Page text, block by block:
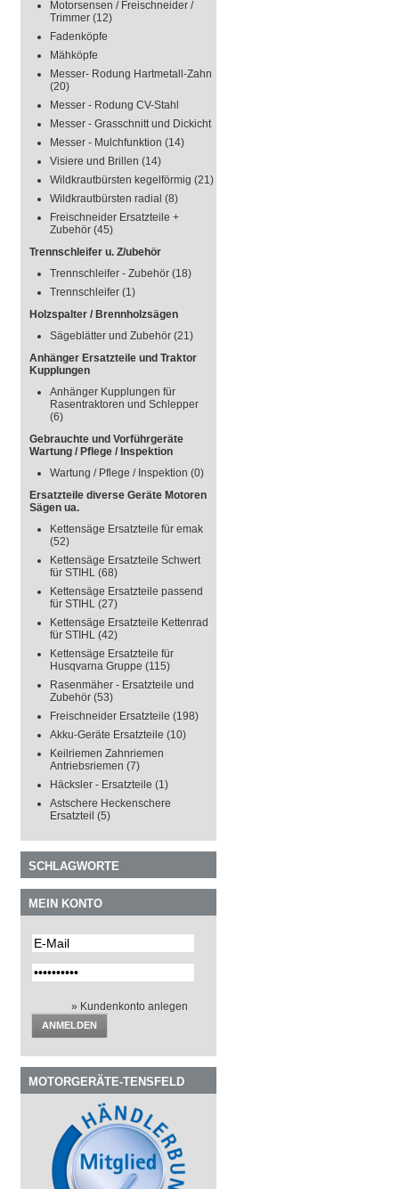
Motorsensen / Freischneider /
Trimmer (12)
Fadenköpfe
Mähköpfe
Messer- Rodung Hartmetall-Zahn
(20)
Messer - Rodung CV-Stahl
Messer - Grasschnitt und Dickicht
Messer - Mulchfunktion (14)
Visiere und Brillen (14)
Wildkrautbürsten kegelförmig (21)
Wildkrautbürsten radial (8)
Freischneider Ersatzteile +
Zubehör (45)
Trennschleifer u. Z/ubehör
Trennschleifer - Zubehör (18)
Trennschleifer (1)
Holzspalter / Brennholzsägen
Sägeblätter und Zubehör (21)
Anhänger Ersatzteile und Traktor
Kupplungen
Anhänger Kupplungen für
Rasentraktoren und Schlepper
(6)
Gebrauchte und Vorführgeräte
Wartung / Pflege / Inspektion
Wartung / Pflege / Inspektion (0)
Ersatzteile diverse Geräte Motoren
Sägen ua.
Kettensäge Ersatzteile für emak
(52)
Kettensäge Ersatzteile Schwert
für STIHL (68)
Kettensäge Ersatzteile passend
für STIHL (27)
Kettensäge Ersatzteile Kettenrad
für STIHL (42)
Kettensäge Ersatzteile für
Husqvarna Gruppe (115)
Rasenmäher - Ersatzteile und
Zubehör (53)
Freischneider Ersatzteile (198)
Akku-Geräte Ersatzteile (10)
Keilriemen Zahnriemen
Antriebsriemen (7)
Häcksler - Ersatzteile (1)
Astschere Heckenschere
Ersatzteil (5)
SCHLAGWORTE
MEIN KONTO
» Kundenkonto anlegen
ANMELDEN
MOTORGERÄTE-TENSFELD